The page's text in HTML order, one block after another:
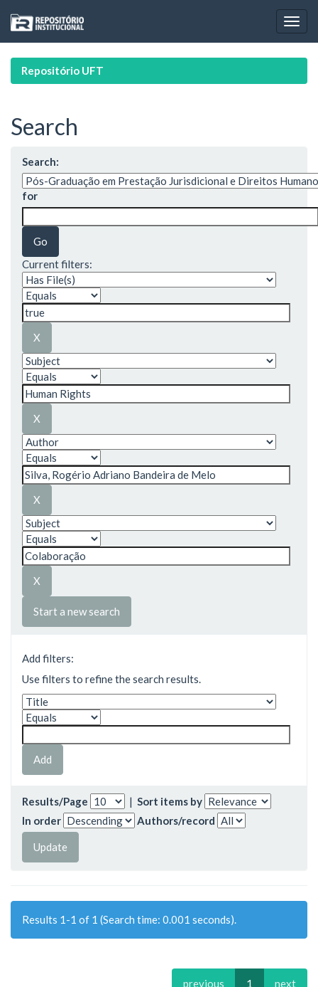
navigation
Repositório UFT
Search
Search:
for
Current filters:
Start a new search
Add filters:
Use filters to refine the search results.
Results/Page | Sort items by
In order
Authors/record
Results 1-1 of 1 (Search time: 0.001 seconds).
previous 1 next